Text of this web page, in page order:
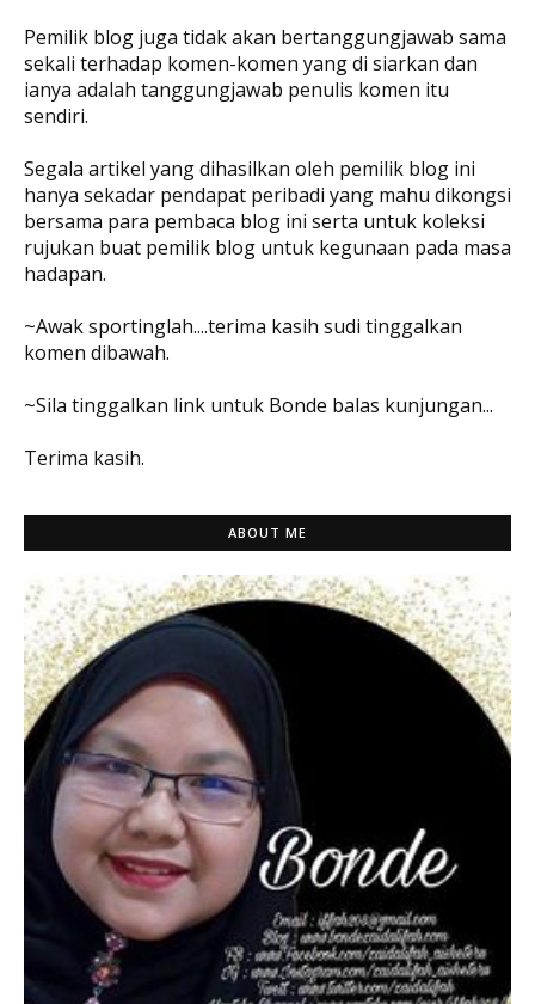
Pemilik blog juga tidak akan bertanggungjawab sama
sekali terhadap komen-komen yang di siarkan dan
ianya adalah tanggungjawab penulis komen itu
sendiri.
Segala artikel yang dihasilkan oleh pemilik blog ini
hanya sekadar pendapat peribadi yang mahu dikongsi
bersama para pembaca blog ini serta untuk koleksi
rujukan buat pemilik blog untuk kegunaan pada masa
hadapan.
~Awak sportinglah....terima kasih sudi tinggalkan
komen dibawah.
~Sila tinggalkan link untuk Bonde balas kunjungan...
Terima kasih.
ABOUT ME